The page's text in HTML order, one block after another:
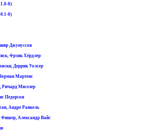
0)
0)
Джунуссов
Фрэнк Хёрдлер
Деррик Уолсер
Мартенс
Ричард Мюллер
Педерсон
Андре Ранкель
Александр Вайс